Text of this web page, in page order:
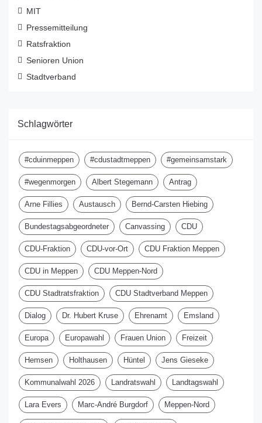
MIT
Pressemitteilung
Ratsfraktion
Senioren Union
Stadtverband
Schlagwörter
#cduinmeppen #cdustadtmeppen #gemeinsamstark
#wegenmorgen Albert Stegemann Antrag
Arne Fillies Austausch Bernd-Carsten Hiebing
Bundestagsabgeordneter Canvassing CDU
CDU-Fraktion CDU-vor-Ort CDU Fraktion Meppen
CDU in Meppen CDU Meppen-Nord
CDU Stadtratsfraktion CDU Stadtverband Meppen
Dialog Dr. Hubert Kruse Ehrenamt Emsland
Europa Europawahl Frauen Union Freizeit
Hemsen Holthausen Hüntel Jens Gieseke
Kommunalwahl 2026 Landratswahl Landtagswahl
Lara Evers Marc-André Burgdorf Meppen-Nord